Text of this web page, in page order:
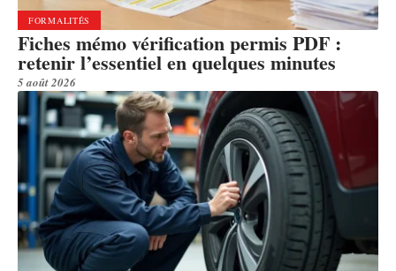
FORMALITÉS
Fiches mémo vérification permis PDF :
retenir l’essentiel en quelques minutes
5 août 2026